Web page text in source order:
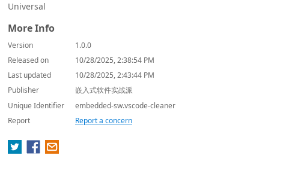
Universal
More Info
Version
1.0.0
Released on
10/28/2025, 2:38:54 PM
Last updated
10/28/2025, 2:43:44 PM
Publisher
嵌入式软件实战派
Unique Identifier
embedded-sw.vscode-cleaner
Report
Report a concern